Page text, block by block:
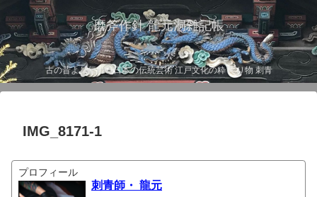
磨斧作針 龍元洞雑記帳
古の昔より伝わる日本の伝統芸術 江戸文化の粋 彫り物 刺青
IMG_8171-1
プロフィール
刺青師・ 龍元